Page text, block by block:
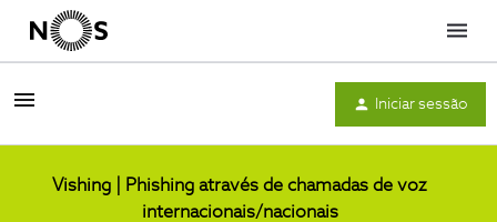
Menu
Iniciar sessão
Vishing | Phishing através de chamadas de voz
internacionais/nacionais